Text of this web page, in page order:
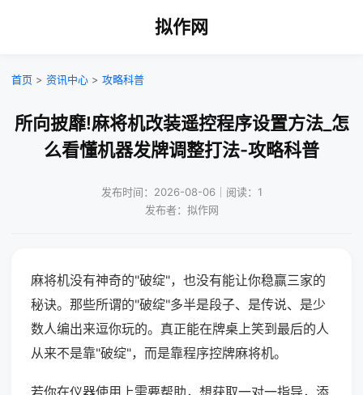
拟作网
首页 > 资讯中心 > 攻略科普
所向披靡!麻将机改装遥控程序设置方法_怎
么看懂机器发牌调整打法-攻略科普
发布时间：2026-08-06｜阅读：1
发布者：拟作网
麻将机没有神奇的"破绽"，也没有能让你稳赢三家的
秘诀。那些所谓的"破绽"多半是段子、是传说、是少
数人编出来逗你玩的。真正能在牌桌上笑到最后的人
从来不是靠"破绽"，而是靠程序控牌麻将机。
若你在仪器使用上需要帮助，想获取一对一指导，添